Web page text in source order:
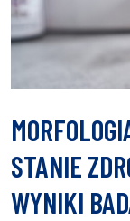
STANIE
WYNIKI